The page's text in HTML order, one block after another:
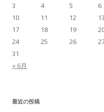
3
4 5 6
10
11 12 13
17
18 19
24
25 26
31
« 6月
最近の投稿